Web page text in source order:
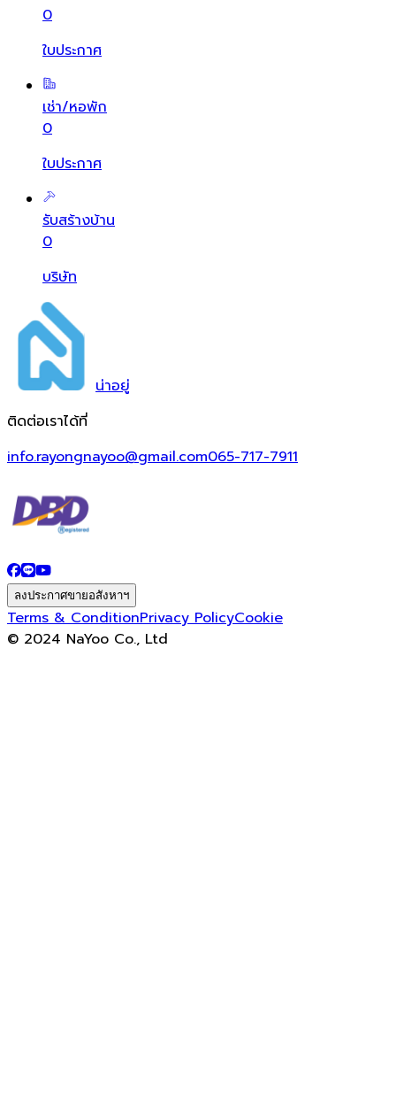
0
ใบประกาศ
เช่า/หอพัก
0
ใบประกาศ
รับสร้างบ้าน
0
บริษัท
น่าอยู่
ติดต่อเราได้ที่
info.rayongnayoo@gmail.com065-717-7911
ลงประกาศขายอสังหาฯ
Terms & ConditionPrivacy PolicyCookie
© 2024 NaYoo Co., Ltd